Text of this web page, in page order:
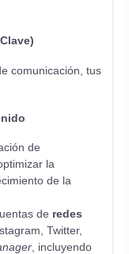
comunicación, tus
de
la
de la
de redes
Twitter,
, incluyendo